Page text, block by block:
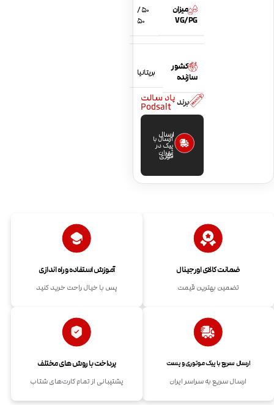
میزان
VG/PG
50 /
50
کشور
سازنده
بریتانیا
برندپاد سالت
Podsalt
ارسال
فوری
ارسال با
پیک در
تهران
ضمانت کالای اورجینال
تضمین بهترین قیمت
آموزش استفاده و راه اندازی
پس با خیال راحت خرید کنید
ارسال سریع با پیک موتوری و پست
ارسال سریع به سراسر ایران
پرداخت با روش های مختلف
پشتیبانی از تمام کارت‌های شتاب